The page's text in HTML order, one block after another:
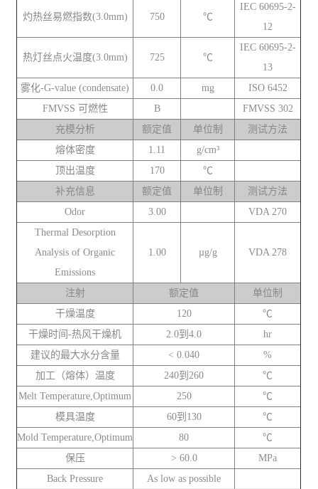
灼热丝易燃指数(3.0mm) 750 ℃
IEC 60695-2-
12
热灯丝点火温度(3.0mm) 725 ℃
IEC 60695-2-
13
雾化-G-value (condensate)
0.0 mg
ISO 6452
FMVSS 可燃性
B
FMVSS 302
充模分析
额定值 单位制
测试方法
熔体密度
1.11
g/cm³
顶出温度
170
℃
补充信息
额定值 单位制
测试方法
Odor
3.00
VDA 270
Thermal Desorption
Analysis of Organic
Emissions
1.00 µg/g VDA 278
注射 额定值
单位制
干燥温度
120
℃
干燥时间-热风干燥机
2.0到4.0
hr
建议的最大水分含量
< 0.040
%
加工（熔体）温度
240到260
℃
Melt Temperature,Optimum
250
℃
模具温度
60到130
℃
Mold Temperature,Optimum
80
℃
保压
> 60.0
MPa
Back Pressure
As low as possible